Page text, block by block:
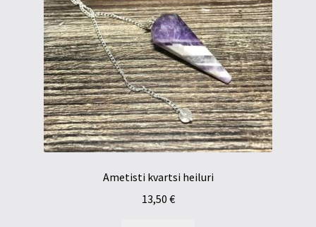
Ametisti kvartsi heiluri
13,50 €